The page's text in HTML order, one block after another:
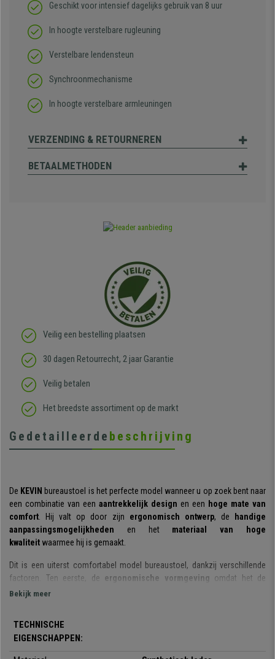
Geschikt voor intensief dagelijks gebruik van 8 uur
In hoogte verstelbare rugleuning
Verstelbare lendensteun
Synchroonmechanisme
In hoogte verstelbare armleuningen
VERZENDING & RETOURNEREN
BETAALMETHODEN
Veilig een bestelling plaatsen
30 dagen Retourrecht, 2 jaar Garantie
Veilig betalen
Het breedste assortiment op de markt
Gedetailleerde beschrijving
De KEVIN bureaustoel is het perfecte model wanneer u op zoek bent naar
een combinatie van een aantrekkelijk design en een hoge mate van
comfort. Hij valt op door zijn ergonomisch ontwerp, de
handige
aanpassingsmogelijkheden en het materiaal van hoge
kwaliteit waarmee hij is gemaakt.
Dit is een uiterst comfortabel model bureaustoel, dankzij verschillende
factoren. Ten eerste, de ergonomische vormgeving omdat het de
gebruiker in staat stelt om eenvoudig een gezonde en correcte houding
comfort.
Bekijk meer
TECHNISCHE
EIGENSCHAPPEN: